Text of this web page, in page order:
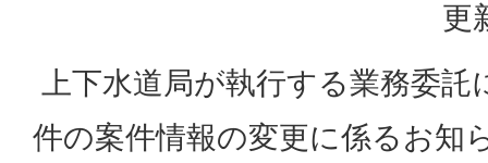
更
上下水道局が執行する業務委
件の案件情報の変更に係るお知